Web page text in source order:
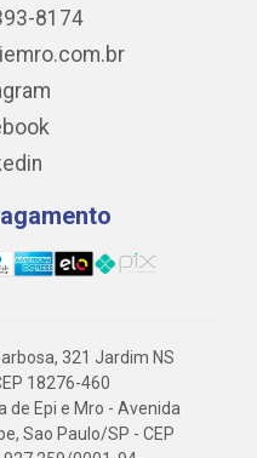
8174
321 Jardim NS
18276-460
de Epi e Mro - Avenida
Sao Paulo/SP - CEP